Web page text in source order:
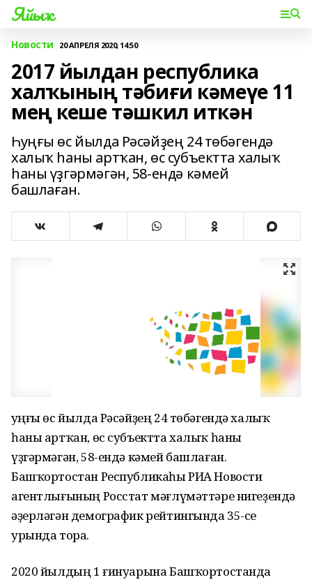
Яйыҡ
Новости 20 АПРЕЛЯ 2020, 14:50
2017 йылдан республика
халҡының тәбиғи кәмеүе 11
мең кеше тәшкил иткән
Һуңғы өс йылда Рәсәйҙең 24 төбәгендә
халыҡ һаны артҡан, өс субъектта халыҡ
һаны үҙгәрмәгән, 58-ендә кәмей
башлаған.
Һуңғы өс йылда Рәсәйҙең 24 төбәгендә халыҡ
һаны артҡан, өс субъектта халыҡ һаны
үҙгәрмәгән, 58-ендә кәмей башлаған.
Башҡортостан Республикаһы РИА Новости
агентлығының Росстат мәғлүмәттәре нигеҙендә
әҙерләгән демографик рейтингында 35-се
урында тора.
2020 йылдың 1 ғинуарына Башҡортостанда